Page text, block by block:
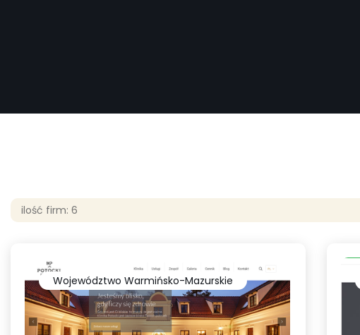
ilość firm: 6
Województwo Warmińsko-Mazurskie